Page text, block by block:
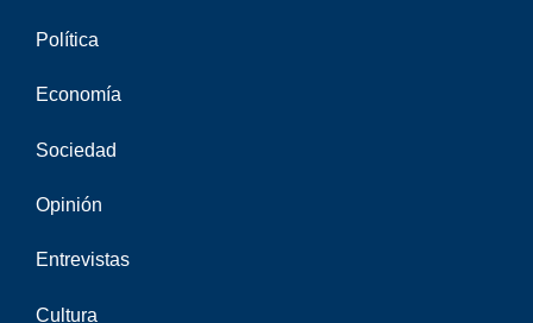
Política
Economía
Sociedad
Opinión
Entrevistas
Cultura